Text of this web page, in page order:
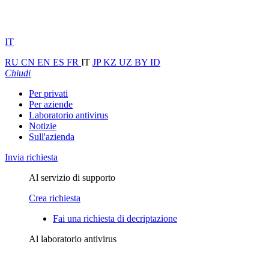
IT
RU CN EN ES FR IT JPKZ UZ BY ID
Chiudi
Per privati
Per aziende
Laboratorio antivirus
Notizie
Sull'azienda
Invia richiesta
Al servizio di supporto
Crea richiesta
Fai una richiesta di decriptazione
Al laboratorio antivirus